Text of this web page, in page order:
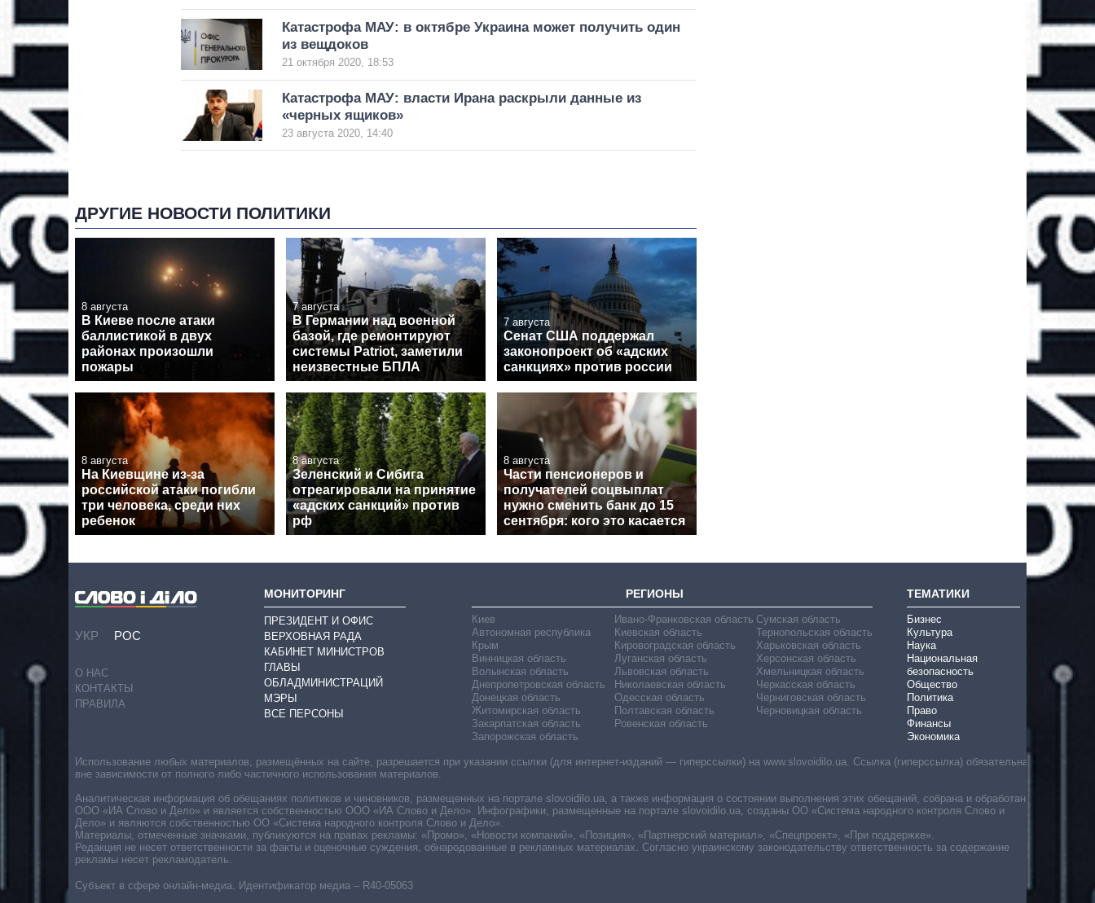
Катастрофа МАУ: в октябре Украина может получить один
из вещдоков
21 октября 2020, 18:53
Катастрофа МАУ: власти Ирана раскрыли данные из
«черных ящиков»
23 августа 2020, 14:40
ДРУГИЕ НОВОСТИ ПОЛИТИКИ
8 августа
В Киеве после атаки
баллистикой в двух
районах произошли
пожары
7 августа
В Германии над военной
базой, где ремонтируют
системы Patriot, заметили
неизвестные БПЛА
7 августа
Сенат США поддержал
законопроект об «адских
санкциях» против россии
8 августа
На Киевщине из-за
российской атаки погибли
три человека, среди них
ребенок
8 августа
Зеленский и Сибига
отреагировали на принятие
«адских санкций» против
рф
8 августа
Части пенсионеров и
получателей соцвыплат
нужно сменить банк до 15
сентября: кого это касается
УКР РОС
О НАС
КОНТАКТЫ
ПРАВИЛА
МОНИТОРИНГ
ПРЕЗИДЕНТ И ОФИС
ВЕРХОВНАЯ РАДА
КАБИНЕТ МИНИСТРОВ
ГЛАВЫ
ОБЛАДМИНИСТРАЦИЙ
МЭРЫ
ВСЕ ПЕРСОНЫ
РЕГИОНЫ
Киев
Автономная республика
Крым
Винницкая область
Волынская область
Днепропетровская область
Донецкая область
Житомирская область
Закарпатская область
Запорожская область
Ивано-Франковская область
Киевская область
Кировоградская область
Луганская область
Львовская область
Николаевская область
Одесская область
Полтавская область
Ровенская область
Сумская область
Тернопольская область
Харьковская область
Херсонская область
Хмельницкая область
Черкасская область
Черниговская область
Черновицкая область
ТЕМАТИКИ
Бизнес
Культура
Наука
Национальная
безопасность
Общество
Политика
Право
Финансы
Экономика
Субъект в сфере онлайн-медиа. Идентификатор медиа – R40-05063
Использование любых материалов, размещённых на сайте, разрешается при указании ссылки (для интернет-изданий — гиперссылки) на www.slovoidilo.ua. Ссылка (гиперссылка) обязательна
вне зависимости от полного либо частичного использования материалов.
Аналитическая информация об обещаниях политиков и чиновников, размещенных на портале slovoidilo.ua, а также информация о состоянии выполнения этих обещаний, собрана и обработана
ООО «ИА Слово и Дело» и является собственностью ООО «ИА Слово и Дело». Инфографики, размещенные на портале slovoidilo.ua, созданы ОО «Система народного контроля Слово и
Дело» и являются собственностью ОО «Система народного контроля Слово и Дело».
Материалы, отмеченные значками, публикуются на правах рекламы: «Промо», «Новости компаний», «Позиция», «Партнерский материал», «Спецпроект», «При поддержке».
Редакция не несет ответственности за факты и оценочные суждения, обнародованные в рекламных материалах. Согласно украинскому законодательству ответственность за содержание
рекламы несет рекламодатель.